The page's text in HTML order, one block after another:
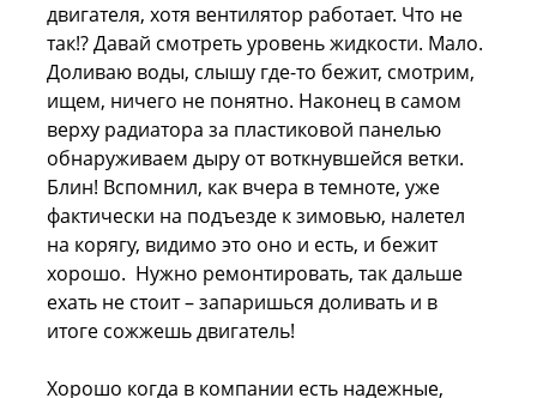
двигателя, хотя вентилятор работает. Что не
так!? Давай смотреть уровень жидкости. Мало.
Доливаю воды, слышу где-то бежит, смотрим,
ищем, ничего не понятно. Наконец в самом
верху радиатора за пластиковой панелью
обнаруживаем дыру от воткнувшейся ветки.
Блин! Вспомнил, как вчера в темноте, уже
фактически на подъезде к зимовью, налетел
на корягу, видимо это оно и есть, и бежит
хорошо. Нужно ремонтировать, так дальше
ехать не стоит – запаришься доливать и в
итоге сожжешь двигатель!
Хорошо когда в компании есть надежные,